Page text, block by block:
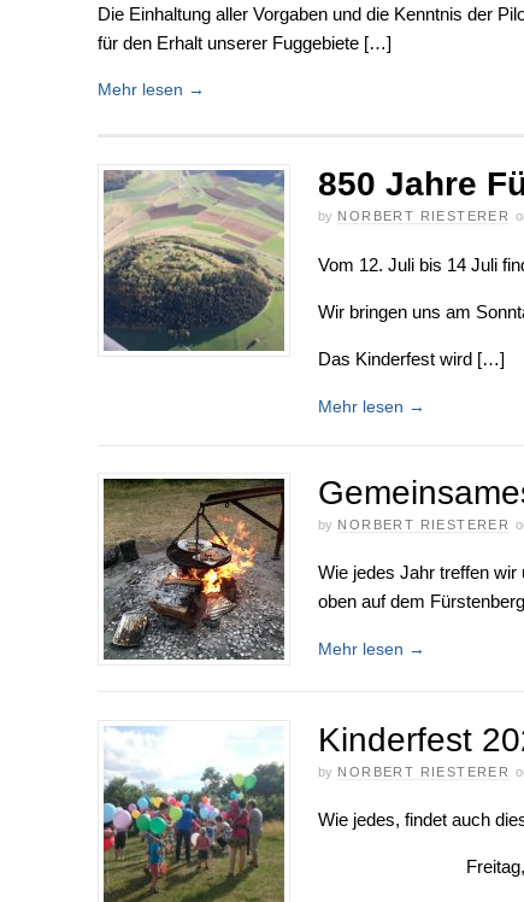
Die Einhaltung aller Vorgaben und die Kenntnis der
für den Erhalt unserer Fuggebiete […]
Mehr lesen →
850 Jahre
by NORBERT RIESTERER
Vom 12. Juli bis 14 Juli
Wir bringen uns am
Das Kinderfest wird […]
Mehr lesen →
by NORBERT RIESTERER
Wie jedes Jahr treffen
oben auf dem
Mehr lesen →
Kinderfest
by NORBERT RIESTERER
Wie jedes, findet auch